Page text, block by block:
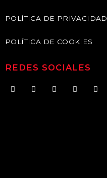
POLÍTICA DE PRIVACIDAD
POLÍTICA DE COOKIES
REDES SOCIALES